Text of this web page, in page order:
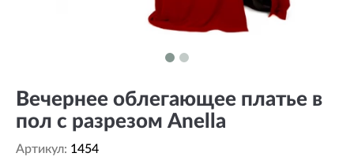
Вечернее облегающее платье в
пол с разрезом Anella
Артикул: 1454